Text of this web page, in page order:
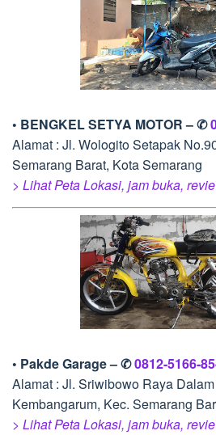
• BENGKEL SETYA MOTOR – ✆
Alamat : Jl. Wologito Setapak
Semarang Barat, Kota Semarang
> Lihat Peta Lokasi, jam buka,
• Pakde Garage – ✆0812-5166-
Alamat : Jl. Sriwibowo Raya
Kembangarum, Kec. Semarang
> Lihat Peta Lokasi, jam buka,